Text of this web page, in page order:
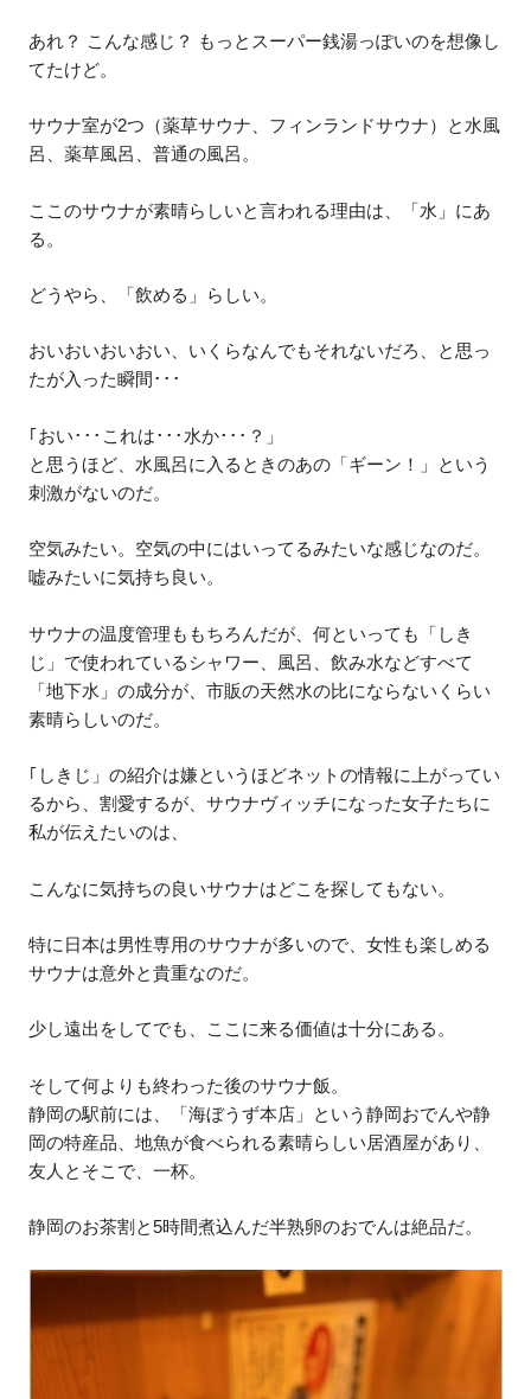
あれ？ こんな感じ？ もっとスーパー銭湯っぽいのを想像し
てたけど。
サウナ室が2つ（薬草サウナ、フィンランドサウナ）と水風
呂、薬草風呂、普通の風呂。
ここのサウナが素晴らしいと言われる理由は、「水」にあ
る。
どうやら、「飲める」らしい。
おいおいおいおい、いくらなんでもそれないだろ、と思っ
たが入った瞬間･･･
｢おい･･･これは･･･水か･･･？」
と思うほど、水風呂に入るときのあの「ギーン！」という
刺激がないのだ。
空気みたい。空気の中にはいってるみたいな感じなのだ。
嘘みたいに気持ち良い。
サウナの温度管理ももちろんだが、何といっても「しき
じ」で使われているシャワー、風呂、飲み水などすべて
「地下水」の成分が、市販の天然水の比にならないくらい
素晴らしいのだ。
｢しきじ」の紹介は嫌というほどネットの情報に上がってい
るから、割愛するが、サウナヴィッチになった女子たちに
私が伝えたいのは、
こんなに気持ちの良いサウナはどこを探してもない。
特に日本は男性専用のサウナが多いので、女性も楽しめる
サウナは意外と貴重なのだ。
少し遠出をしてでも、ここに来る価値は十分にある。
そして何よりも終わった後のサウナ飯。
静岡の駅前には、「海ぼうず本店」という静岡おでんや静
岡の特産品、地魚が食べられる素晴らしい居酒屋があり、
友人とそこで、一杯。
静岡のお茶割と5時間煮込んだ半熟卵のおでんは絶品だ。